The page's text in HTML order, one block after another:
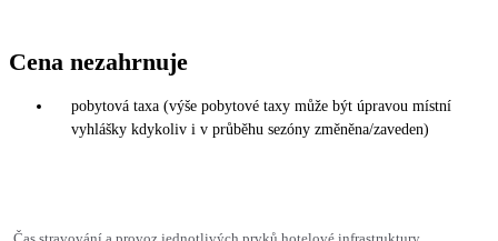
Cena nezahrnuje
pobytová taxa (výše pobytové taxy může být úpravou místní
vyhlášky kdykoliv i v průběhu sezóny změněna/zaveden)